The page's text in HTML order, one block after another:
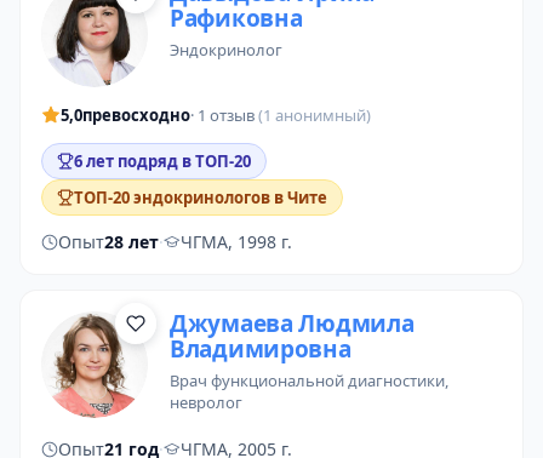
Рафиковна
эндокринолог
5,0превосходно· 1 отзыв(1 анонимный)
6 лет подряд в ТОП-20
ТОП-20 эндокринологов в Чите
Опыт28 лет· ЧГМА, 1998 г.
Джумаева Людмила
Владимировна
врач функциональной диагностики,
невролог
Опыт21 год· ЧГМА, 2005 г.